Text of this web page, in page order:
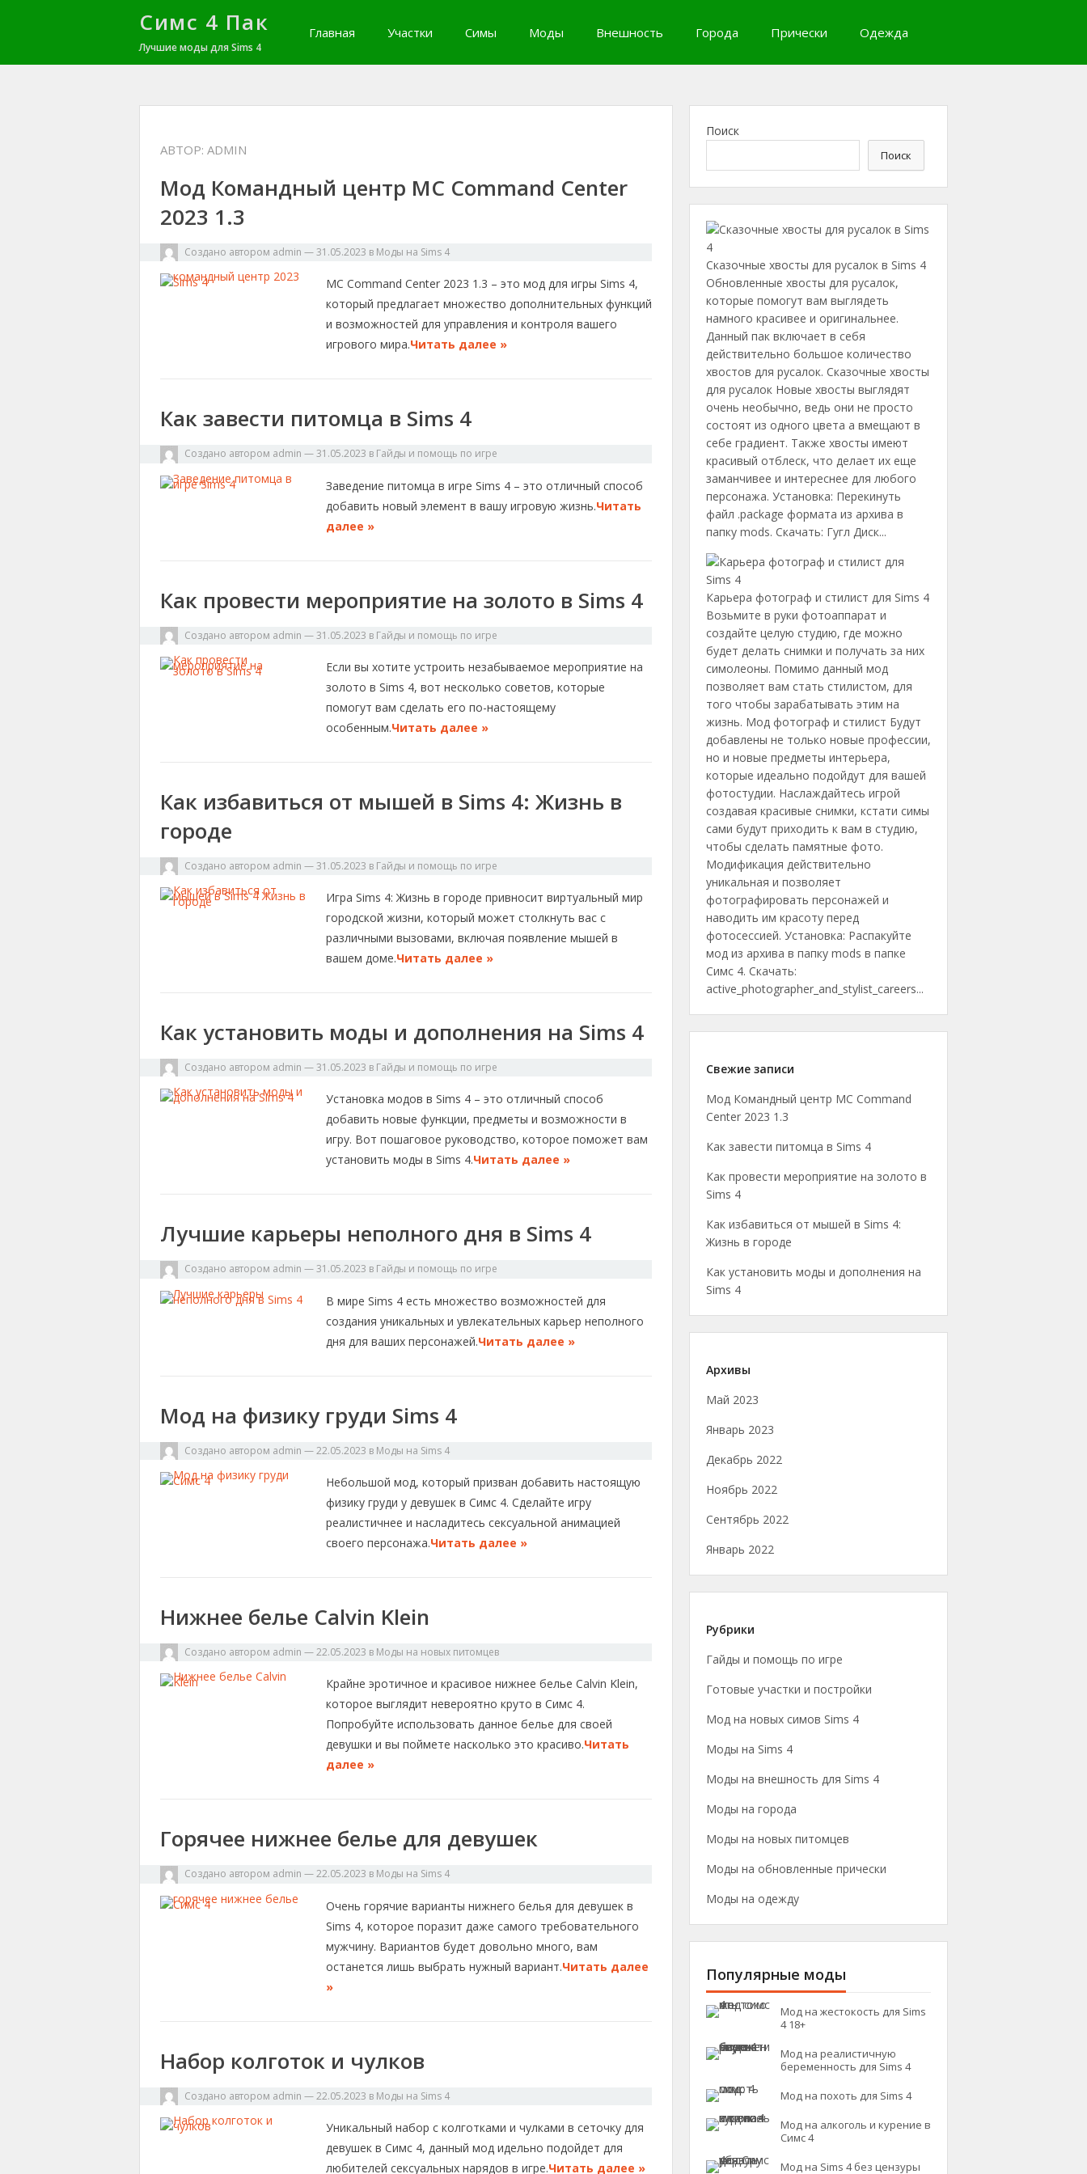
Симс 4 Пак
Лучшие моды для Sims 4
Главная Участки Симы Моды Внешность Города Прически Одежда
АВТОР: ADMIN
Мод Командный центр MC Command Center
2023 1.3
Создано автором admin —31.05.2023 в Моды на Sims 4
MC Command Center 2023 1.3 – это мод для игры Sims 4,
который предлагает множество дополнительных функций
и возможностей для управления и контроля вашего
игрового мира.Читать далее »
Как завести питомца в Sims 4
Создано автором admin —31.05.2023 в Гайды и помощь по игре
Заведение питомца в игре Sims 4 – это отличный способ
добавить новый элемент в вашу игровую жизнь.Читать
далее »
Как провести мероприятие на золото в Sims 4
Создано автором admin —31.05.2023 в Гайды и помощь по игре
Если вы хотите устроить незабываемое мероприятие на
золото в Sims 4, вот несколько советов, которые
помогут вам сделать его по-настоящему
особенным.Читать далее »
Как избавиться от мышей в Sims 4: Жизнь в
городе
Создано автором admin —31.05.2023 в Гайды и помощь по игре
Игра Sims 4: Жизнь в городе привносит виртуальный мир
городской жизни, который может столкнуть вас с
различными вызовами, включая появление мышей в
вашем доме.Читать далее »
Как установить моды и дополнения на Sims 4
Создано автором admin —31.05.2023 в Гайды и помощь по игре
Установка модов в Sims 4 – это отличный способ
добавить новые функции, предметы и возможности в
игру. Вот пошаговое руководство, которое поможет вам
установить моды в Sims 4.Читать далее »
Лучшие карьеры неполного дня в Sims 4
Создано автором admin —31.05.2023 в Гайды и помощь по игре
В мире Sims 4 есть множество возможностей для
создания уникальных и увлекательных карьер неполного
дня для ваших персонажей.Читать далее »
Мод на физику груди Sims 4
Создано автором admin —22.05.2023 в Моды на Sims 4
Небольшой мод, который призван добавить настоящую
физику груди у девушек в Симс 4. Сделайте игру
реалистичнее и насладитесь сексуальной анимацией
своего персонажа.Читать далее »
Нижнее белье Calvin Klein
Создано автором admin —22.05.2023 в Моды на новых питомцев
Крайне эротичное и красивое нижнее белье Calvin Klein,
которое выглядит невероятно круто в Симс 4.
Попробуйте использовать данное белье для своей
девушки и вы поймете насколько это красиво.Читать
далее »
Горячее нижнее белье для девушек
Создано автором admin —22.05.2023 в Моды на Sims 4
Очень горячие варианты нижнего белья для девушек в
Sims 4, которое поразит даже самого требовательного
мужчину. Вариантов будет довольно много, вам
останется лишь выбрать нужный вариант.Читать далее
»
Набор колготок и чулков
Создано автором admin —22.05.2023 в Моды на Sims 4
Уникальный набор с колготками и чулками в сеточку для
девушек в Симс 4, данный мод идельно подойдет для
любителей сексуальных нарядов в игре.Читать далее »
Поиск
Поиск
Сказочные хвосты для русалок в Sims 4
Обновленные хвосты для русалок,
которые помогут вам выглядеть
намного красивее и оригинальнее.
Данный пак включает в себя
действительно большое количество
хвостов для русалок. Сказочные хвосты
для русалок Новые хвосты выглядят
очень необычно, ведь они не просто
состоят из одного цвета а вмещают в
себе градиент. Также хвосты имеют
красивый отблеск, что делает их еще
заманчивее и интереснее для любого
персонажа. Установка: Перекинуть
файл .package формата из архива в
папку mods. Скачать: Гугл Диск...
Карьера фотограф и стилист для Sims 4
Возьмите в руки фотоаппарат и
создайте целую студию, где можно
будет делать снимки и получать за них
симолеоны. Помимо данный мод
позволяет вам стать стилистом, для
того чтобы зарабатывать этим на
жизнь. Мод фотограф и стилист Будут
добавлены не только новые профессии,
но и новые предметы интерьера,
которые идеально подойдут для вашей
фотостудии. Наслаждайтесь игрой
создавая красивые снимки, кстати симы
сами будут приходить к вам в студию,
чтобы сделать памятные фото.
Модификация действительно
уникальная и позволяет
фотографировать персонажей и
наводить им красоту перед
фотосессией. Установка: Распакуйте
мод из архива в папку mods в папке
Симс 4. Скачать:
active_photographer_and_stylist_careers...
Свежие записи
Мод Командный центр MC Command
Center 2023 1.3
Как завести питомца в Sims 4
Как провести мероприятие на золото в
Sims 4
Как избавиться от мышей в Sims 4:
Жизнь в городе
Как установить моды и дополнения на
Sims 4
Архивы
Май 2023
Январь 2023
Декабрь 2022
Ноябрь 2022
Сентябрь 2022
Январь 2022
Рубрики
Гайды и помощь по игре
Готовые участки и постройки
Мод на новых симов Sims 4
Моды на Sims 4
Моды на внешность для Sims 4
Моды на города
Моды на новых питомцев
Моды на обновленные прически
Моды на одежду
Популярные моды
Мод на жестокость для Sims
4 18+
Мод на реалистичную
беременность для Sims 4
Мод на похоть для Sims 4
Мод на алкоголь и курение в
Симс 4
Мод на Sims 4 без цензуры